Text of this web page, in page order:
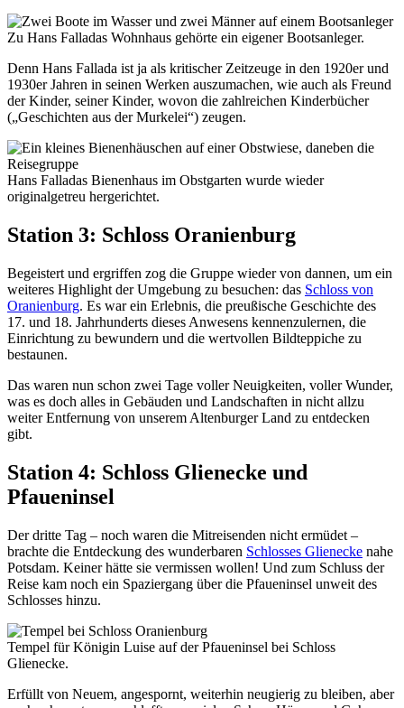
Zu Hans Falladas Wohnhaus gehörte ein eigener Bootsanleger.
Denn Hans Fallada ist ja als kritischer Zeitzeuge in den 1920er und
1930er Jahren in seinen Werken auszumachen, wie auch als Freund
der Kinder, seiner Kinder, wovon die zahlreichen Kinderbücher
(„Geschichten aus der Murkelei“) zeugen.
Hans Falladas Bienenhaus im Obstgarten wurde wieder
originalgetreu hergerichtet.
Station 3: Schloss Oranienburg
Begeistert und ergriffen zog die Gruppe wieder von dannen, um ein
weiteres Highlight der Umgebung zu besuchen: das Schloss von
Oranienburg. Es war ein Erlebnis, die preußische Geschichte des
17. und 18. Jahrhunderts dieses Anwesens kennenzulernen, die
Einrichtung zu bewundern und die wertvollen Bildteppiche zu
bestaunen.
Das waren nun schon zwei Tage voller Neuigkeiten, voller Wunder,
was es doch alles in Gebäuden und Landschaften in nicht allzu
weiter Entfernung von unserem Altenburger Land zu entdecken
gibt.
Station 4: Schloss Glienecke und
Pfaueninsel
Der dritte Tag – noch waren die Mitreisenden nicht ermüdet –
brachte die Entdeckung des wunderbaren Schlosses Glienecke nahe
Potsdam. Keiner hätte sie vermissen wollen! Und zum Schluss der
Reise kam noch ein Spaziergang über die Pfaueninsel unweit des
Schlosses hinzu.
Tempel für Königin Luise auf der Pfaueninsel bei Schloss
Glienecke.
Erfüllt von Neuem, angespornt, weiterhin neugierig zu bleiben, aber